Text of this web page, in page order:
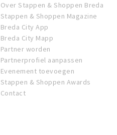
Over Stappen & Shoppen Breda
Stappen & Shoppen Magazine
Breda City App
Breda City Mapp
Partner worden
Partnerprofiel aanpassen
Evenement toevoegen
Stappen & Shoppen Awards
Contact